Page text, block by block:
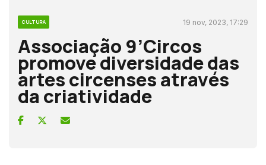
CULTURA 19 nov, 2023, 17:29
Associação 9’Circos
promove diversidade das
artes circenses através
da criatividade